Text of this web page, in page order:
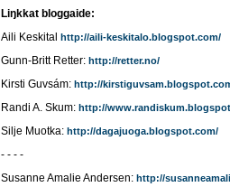
Liŋkkat bloggaide:
Aili Keskital
http://aili-keskitalo.blogspot.com/
Gunn-Britt Retter: http://retter.no/
Kirsti Guvsám: http://
Randi A. Skum: http://
Silje Muotka: http://dagajuoga.blogspot.com/
- - - -
Susanne Amalie Andersen: http://